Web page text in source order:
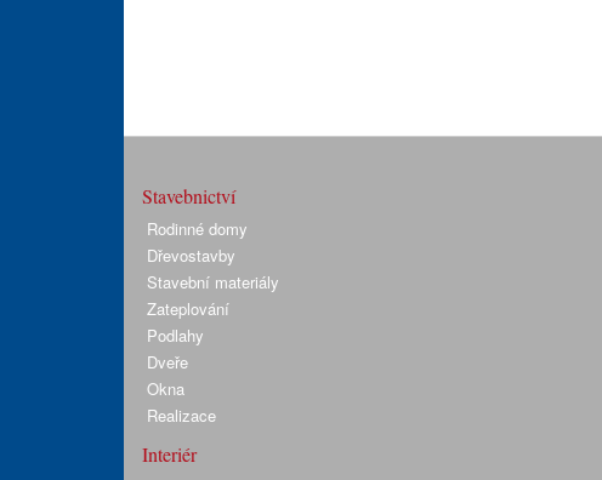
Stavebnictví
Rodinné domy
Dřevostavby
Stavební materiály
Zateplování
Podlahy
Dveře
Okna
Realizace
Interiér